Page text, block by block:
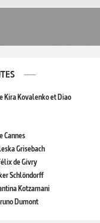
Kira Kovalenko et Diao
Cannes
Grisebach
de Givry
Schlöndorff
Kotzamani
Dumont